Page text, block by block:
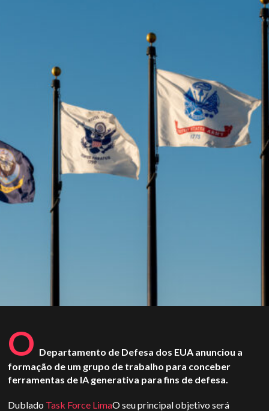
O Departamento de Defesa dos EUA anunciou a
formação de um grupo de trabalho para conceber
ferramentas de IA generativa para fins de defesa.
Dublado Task Force LimaO seu principal objetivo será